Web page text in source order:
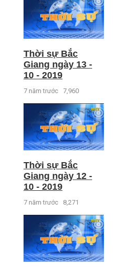
Thời sự Bắc
Giang ngày 13 -
10 - 2019
7 năm trước 7,960
Thời sự Bắc
Giang ngày 12 -
10 - 2019
7 năm trước 8,271